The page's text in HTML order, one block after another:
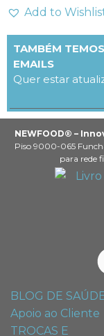
Add to
TAMBÉM
EMAILS
Quer estar
NEWFOOD® –
Piso 9000-065
para rede
BLOG DE
Apoio ao Cliente
TROCAS E